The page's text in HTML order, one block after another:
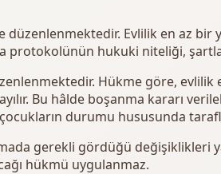
düzenlenmektedir. Evlilik en az
protokolünün hukuki niteliği,
Hükme göre,
Bu hâlde boşanma kararı
durumu hususunda
gerekli gördüğü değişiklikleri
hükmü uygulanmaz.